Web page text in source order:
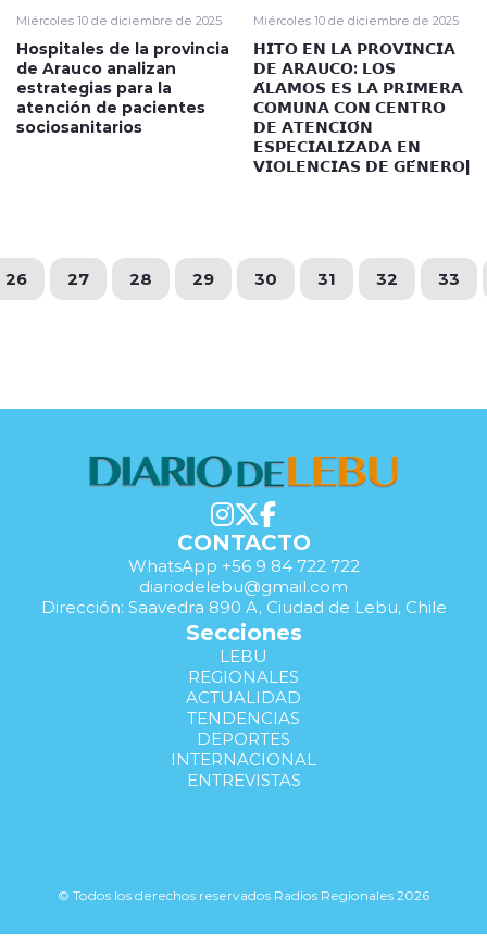
Miércoles 10 de diciembre de 2025
Hospitales de la provincia
de Arauco analizan
estrategias para la
atención de pacientes
sociosanitarios
Miércoles 10 de diciembre de 2025
𝗛𝗜𝗧𝗢 𝗘𝗡 𝗟𝗔 𝗣𝗥𝗢𝗩𝗜𝗡𝗖𝗜𝗔
𝗗𝗘 𝗔𝗥𝗔𝗨𝗖𝗢: 𝗟𝗢𝗦
𝗔́𝗟𝗔𝗠𝗢𝗦 𝗘𝗦 𝗟𝗔 𝗣𝗥𝗜𝗠𝗘𝗥𝗔
𝗖𝗢𝗠𝗨𝗡𝗔 𝗖𝗢𝗡 𝗖𝗘𝗡𝗧𝗥𝗢
𝗗𝗘 𝗔𝗧𝗘𝗡𝗖𝗜𝗢́𝗡
𝗘𝗦𝗣𝗘𝗖𝗜𝗔𝗟𝗜𝗭𝗔𝗗𝗔 𝗘𝗡
𝗩𝗜𝗢𝗟𝗘𝗡𝗖𝗜𝗔𝗦 𝗗𝗘 𝗚𝗘́𝗡𝗘𝗥𝗢|
26 27 28 29 30 31 32 33
CONTACTO
WhatsApp +56 9 84 722 722
diariodelebu@gmail.com
Dirección: Saavedra 890 A, Ciudad de Lebu, Chile
Secciones
LEBU
REGIONALES
ACTUALIDAD
TENDENCIAS
DEPORTES
INTERNACIONAL
ENTREVISTAS
© Todos los derechos reservados Radios Regionales 2026